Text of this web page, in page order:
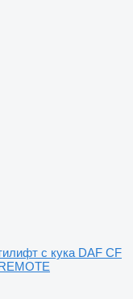
с кука DAF CF